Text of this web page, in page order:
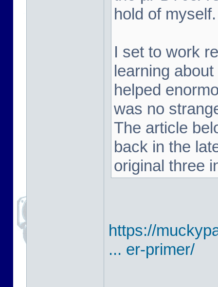
hold of myself.
I set to work
learning
helped
was no
The article
back in the
original three
https://
... er-primer/